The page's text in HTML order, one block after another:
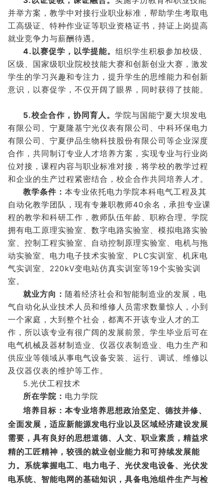
并举方案，教学中对接行业职业标准，帮助学生考取电
工高级证、特种作业证等职业资格证书，持证上岗提高
就业竞争力与薪酬待遇。
4.以赛促学，以学提能。 组织学生积极参加校级、
区级、国家级职业院校技能大赛和创新创业大赛，激发
学生的学习兴趣和专注力，提升学生的思维能力和创新
意识，以赛促学，不仅开阔了眼界，同时获得了技能。
5.校企合作，协同育人。 学院与国能宁夏大坝发电
有限公司、宁夏隆基宁光仪表有限公司、中科环保电力
有限公司、宁夏伊品生物科技股份有限公司等企业深度
合作，共同制订专业人才培养方案，实现专业与行业岗
位对接，课程内容与职业标准对接，将学校的教学过程
和企业的生产过程紧密结合，校企合作共同培养人才。
教学条件： 本专业依托电力学院本科电气工程及其
自动化教学团队，现有专兼职教师40余名，承担专业课
程的教学和科研工作，教师队伍年龄、职称合理。学院
拥有电工原理实验室、数字电路实验室、模拟电路实验
室、控制工程实验室、自动控制原理实验室、电机与拖
动实验室、电力电子技术实验室、PLC实训室、机床电
气实训室、220kV变电站仿真实训室等19个实验实训
室。
就业方向： 随着经济社会和智能制造业的发展，电
气自动化从业技术人员和维修人员需求数量惊人，小到
一个家庭，大到整个社会，都离不开该专业人才的工
作，所以该专业有很广阔的发展前景。学生毕业后可在
电气机械及器材制造业、仪器仪表制造业、电力生产和
供应业等领域从事电气设备安装、运行、调试、维修以
及仪器仪表的维护等工作。
5.光伏工程技术
所在学院： 电力学院
培养目标：本专业培养思想政治坚定、德技并修、
全面发展，适应新能源发电行业以及区域经济建设发展
需要，具有良好的思想道德、人文、职业素质，精益求
精的工匠精神，较强的就业创业能力和可持续发展能
力。系统掌握电工、电力电子、光伏发电设备、光伏发
电系统、智能电网的基础知识，具备电池组件生产与检